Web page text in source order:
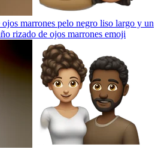
ojos marrones pelo negro liso largo y un
rizado de ojos marrones emoji